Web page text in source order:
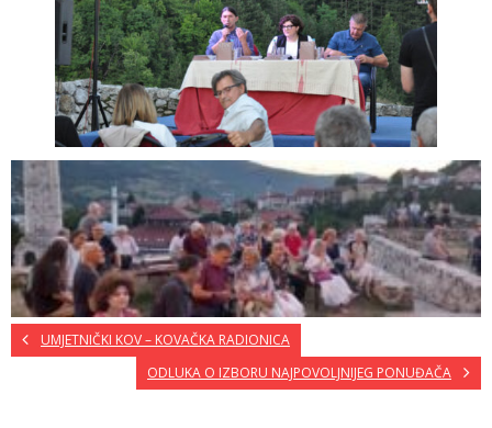
UMJETNIČKI KOV – KOVAČKA RADIONICA
ODLUKA O IZBORU NAJPOVOLJNIJEG PONUĐAČA